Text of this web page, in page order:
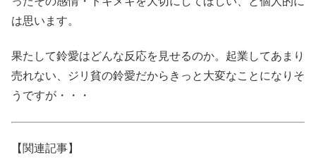
は思います。
果たして鈴愛はどんな反応を見せるのか。起業してあまり
売れない、ジリ貧の鈴愛だからきっと大変なことになりそ
うですが・・・
【関連記事】